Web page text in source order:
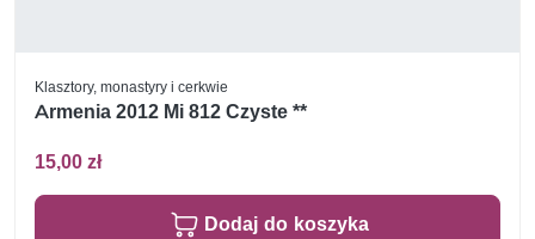
Klasztory, monastyry i cerkwie
Armenia 2012 Mi 812 Czyste **
15,00 zł
Dodaj do koszyka